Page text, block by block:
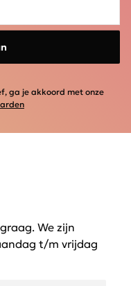
ga je akkoord met onze
We zijn
t/m vrijdag